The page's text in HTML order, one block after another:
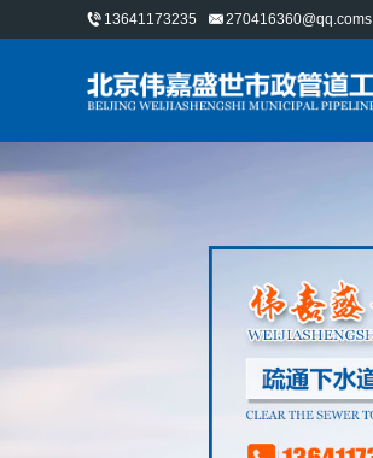
13641173235 270416360@qq.coms